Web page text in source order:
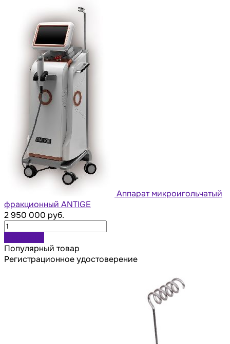
Аппарат микроигольчатый
фракционный ANTIGE
2 950 000 руб.
Популярный товар
Регистрационное удостоверение